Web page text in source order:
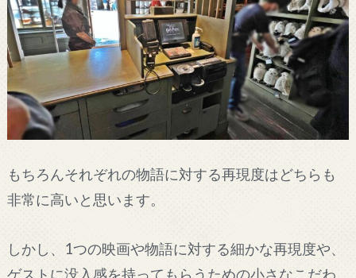
もちろんそれぞれの物語に対する再現度はどちらも
非常に高いと思います。
しかし、1つの映画や物語に対する細かな再現度や、
ゲストに没入感を持ってもらうための小さなこだわ